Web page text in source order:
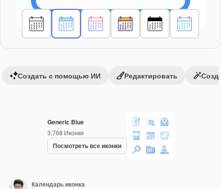
Generic Blue
3,768 Иконки
Посмотреть все иконки
Создать с помощью ИИ Редактировать
Календарь иконка